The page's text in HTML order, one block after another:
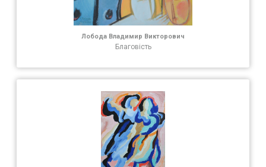
Лобода Владимир Викторович
Благовість